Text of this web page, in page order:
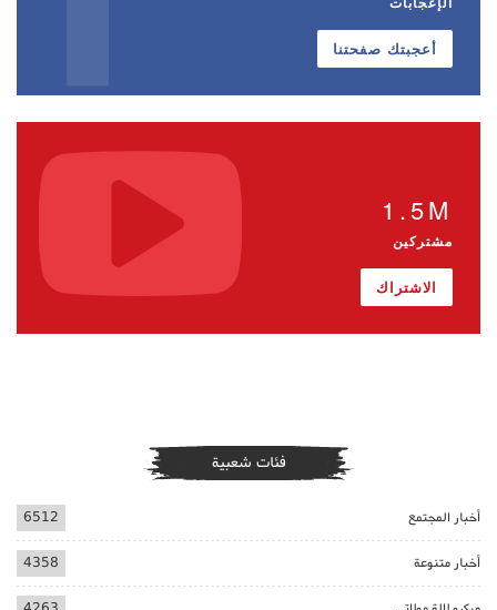
أعجبتك صفحتنا
1.5M
مشتركين
الاشتراك
فئات شعبية
أخبار المجتمع 6512
أخبار متنوعة 4358